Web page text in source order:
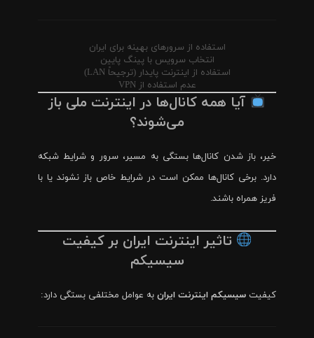
استفاده از سرورهای بهینه برای ایران
انتخاب سرویس با پینگ پایین
استفاده از اینترنت پایدار (ترجیحاً LAN)
عدم استفاده از VPN
آیا همه کانال‌ها در اینترنت ملی باز
می‌شوند؟
خیر، باز شدن کانال‌ها بستگی به مسیر، سرور و شرایط شبکه
دارد. برخی کانال‌ها ممکن است در شرایط خاص باز نشوند یا با
فریز همراه باشند.
تاثیر اینترنت ایران بر کیفیت
سیسیکم
کیفیت سیسیکم اینترنت ایرانبه عوامل مختلفی بستگی دارد: